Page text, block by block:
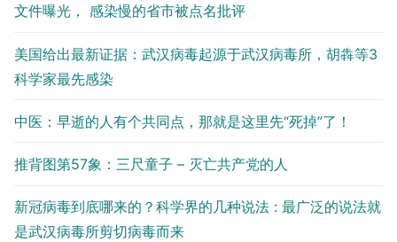
文件曝光， 感染慢的省市被点名批评
美国给出最新证据：武汉病毒起源于武汉病毒所，胡犇等3
科学家最先感染
中医：早逝的人有个共同点，那就是这里先“死掉”了！
推背图第57象：三尺童子 – 灭亡共产党的人
新冠病毒到底哪来的？科学界的几种说法 : 最广泛的说法就
是武汉病毒所剪切病毒而来